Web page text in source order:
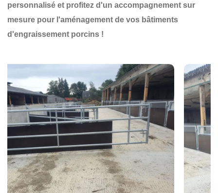
personnalisé et profitez d'un accompagnement sur
mesure pour l'aménagement de vos bâtiments
d'engraissement porcins !